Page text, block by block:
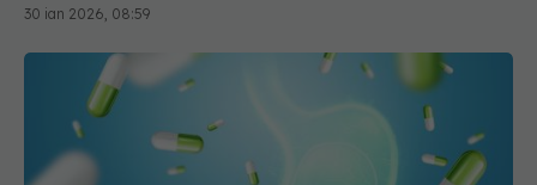
30 ian 2026, 08:59